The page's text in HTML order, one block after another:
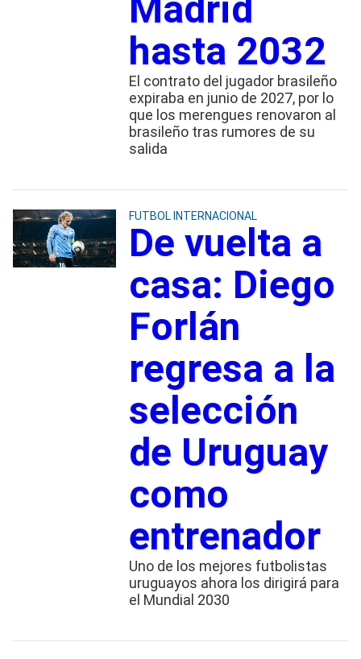
hasta 2032
El contrato del jugador brasileño
expiraba en junio de 2027, por lo
que los merengues renovaron al
brasileño tras rumores de su
salida
FUTBOL INTERNACIONAL
De vuelta a
casa: Diego
Forlán
regresa a la
selección
de Uruguay
como
entrenador
Uno de los mejores futbolistas
uruguayos ahora los dirigirá para
el Mundial 2030